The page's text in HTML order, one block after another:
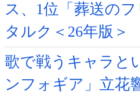
ス、1位「葬送の
タルク＜26年版＞
歌で戦うキャラと
ンフォギア」立花